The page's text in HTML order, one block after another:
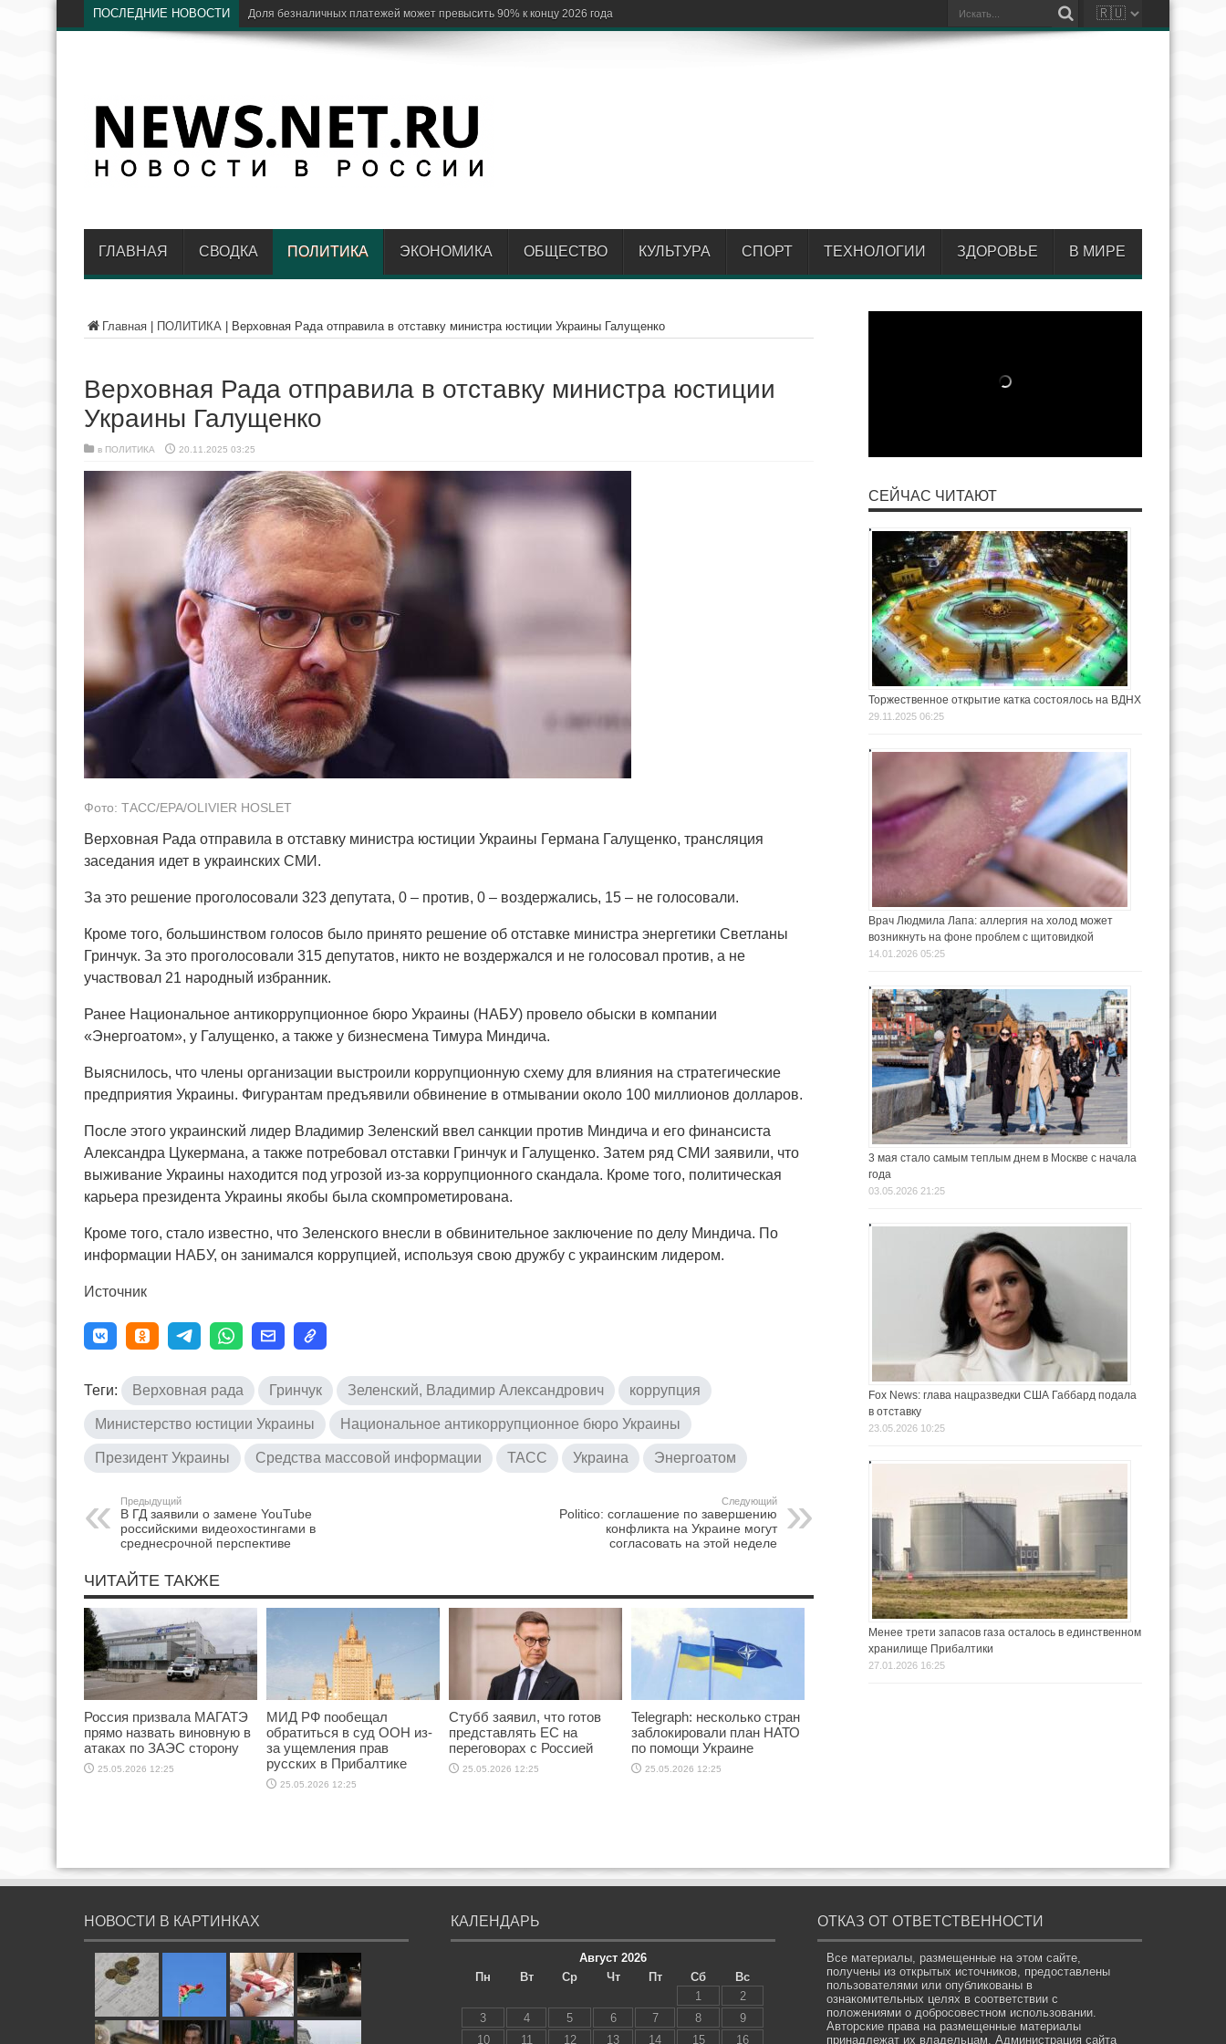
ПОСЛЕДНИЕ НОВОСТИ
ГЛАВНАЯ СВОДКА ПОЛИТИКА ЭКОНОМИКА ОБЩЕСТВО КУЛЬТУРА СПОРТ ТЕХНОЛОГИИ ЗДОРОВЬЕ В МИРЕ
Главная ПОЛИТИКА Верховная Рада отправила в отставку министра юстиции Украины Галущенко
Верховная Рада отправила в отставку министра юстиции
Украины Галущенко
в ПОЛИТИКА 20.11.2025 03:25
Фото: ТАСС/EPA/OLIVIER HOSLET
Верховная Рада отправила в отставку министра юстиции Украины Германа Галущенко, трансляция
заседания идет в украинских СМИ.
За это решение проголосовали 323 депутата, 0 – против, 0 – воздержались, 15 – не голосовали.
Кроме того, большинством голосов было принято решение об отставке министра энергетики Светланы
Гринчук. За это проголосовали 315 депутатов, никто не воздержался и не голосовал против, а не
участвовал 21 народный избранник.
Ранее Национальное антикоррупционное бюро Украины (НАБУ) провело обыски в компании
«Энергоатом», у Галущенко, а также у бизнесмена Тимура Миндича.
Выяснилось, что члены организации выстроили коррупционную схему для влияния на стратегические
предприятия Украины. Фигурантам предъявили обвинение в отмывании около 100 миллионов долларов.
После этого украинский лидер Владимир Зеленский ввел санкции против Миндича и его финансиста
Александра Цукермана, а также потребовал отставки Гринчук и Галущенко. Затем ряд СМИ заявили, что
выживание Украины находится под угрозой из-за коррупционного скандала. Кроме того, политическая
карьера президента Украины якобы была скомпрометирована.
Кроме того, стало известно, что Зеленского внесли в обвинительное заключение по делу Миндича. По
информации НАБУ, он занимался коррупцией, используя свою дружбу с украинским лидером.
Источник
Теги: Верховная рада Гринчук Зеленский, Владимир Александрович коррупция
Министерство юстиции Украины Национальное антикоррупционное бюро Украины
Президент Украины Средства массовой информации ТАСС Украина Энергоатом
Предыдущий
В ГД заявили о замене YouTube
российскими видеохостингами в
среднесрочной перспективе
Следующий
Politico: соглашение по завершению
конфликта на Украине могут
согласовать на этой неделе
ЧИТАЙТЕ ТАКЖЕ
Россия призвала МАГАТЭ
прямо назвать виновную в
атаках по ЗАЭС сторону
25.05.2026 12:25
МИД РФ пообещал
обратиться в суд ООН из-
за ущемления прав
русских в Прибалтике
25.05.2026 12:25
Стубб заявил, что готов
представлять ЕС на
переговорах с Россией
25.05.2026 12:25
Telegraph: несколько стран
заблокировали план НАТО
по помощи Украине
25.05.2026 12:25
СЕЙЧАС ЧИТАЮТ
Торжественное открытие катка состоялось на ВДНХ
29.11.2025 06:25
Врач Людмила Лапа: аллергия на холод может
возникнуть на фоне проблем с щитовидкой
14.01.2026 05:25
3 мая стало самым теплым днем в Москве с начала
года
03.05.2026 21:25
Fox News: глава нацразведки США Габбард подала
в отставку
23.05.2026 10:25
Менее трети запасов газа осталось в единственном
хранилище Прибалтики
27.01.2026 16:25
НОВОСТИ В КАРТИНКАХ КАЛЕНДАРЬ
Август 2026
Пн
Вт Ср Чт Пт Сб
Вс
1
2
3
4 5 6 7 8
9
10
11 12 13 14 15 16
ОТКАЗ ОТ ОТВЕТСТВЕННОСТИ
Все материалы, размещенные на этом сайте,
получены из открытых источников, предоставлены
пользователями или опубликованы в
ознакомительных целях в соответствии с
положениями о добросовестном использовании.
Авторские права на размещенные материалы
принадлежат их владельцам. Администрация сайта